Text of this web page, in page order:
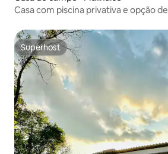
Casa com piscina privativa e opção
Superhost
Superhost